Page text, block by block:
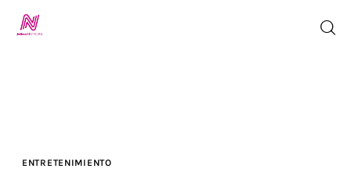
ENTRETENIMIENTO